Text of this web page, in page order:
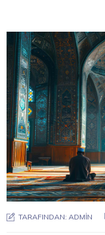
TARAFINDAN: ADMIN